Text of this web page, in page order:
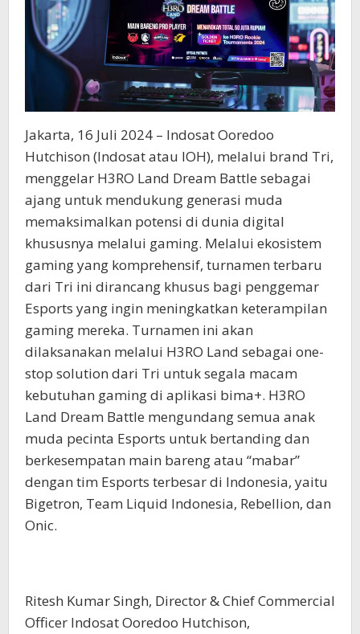
Jakarta, 16 Juli 2024 – Indosat Ooredoo
Hutchison (Indosat atau IOH), melalui brand Tri,
menggelar H3RO Land Dream Battle sebagai
ajang untuk mendukung generasi muda
memaksimalkan potensi di dunia digital
khususnya melalui gaming. Melalui ekosistem
gaming yang komprehensif, turnamen terbaru
dari Tri ini dirancang khusus bagi penggemar
Esports yang ingin meningkatkan keterampilan
gaming mereka. Turnamen ini akan
dilaksanakan melalui H3RO Land sebagai one-
stop solution dari Tri untuk segala macam
kebutuhan gaming di aplikasi bima+. H3RO
Land Dream Battle mengundang semua anak
muda pecinta Esports untuk bertanding dan
berkesempatan main bareng atau “mabar”
dengan tim Esports terbesar di Indonesia, yaitu
Bigetron, Team Liquid Indonesia, Rebellion, dan
Onic.
Ritesh Kumar Singh, Director & Chief Commercial
Officer Indosat Ooredoo Hutchison,